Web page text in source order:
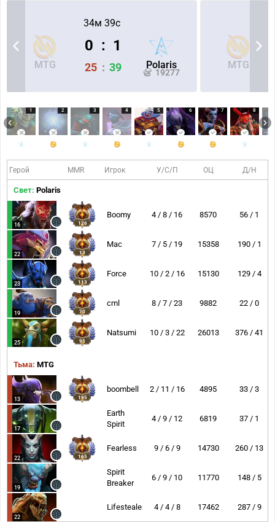
34м 39с
MTG Polaris
19277
0 : 1
25 : 39 MTG
1 2 3 4 5 6 7 8
Герой MMR Игрок У/С/П ОЦ Д/Н
Свет: Polaris
16 126
Boomy 4 / 8 / 16 8570 56 / 1
22 13
Mac 7 / 5 / 19 15358 190 / 1
23 113
Force 10 / 2 / 16 15130 129 / 4
19 70
cml 8 / 7 / 23 9882 22 / 0
25 95
Natsumi 10 / 3 / 22 26013 376 / 41
Тьма: MTG
13 195
boombell 2 / 11 / 16 4895 33 / 3
17
Earth
Spirit
4 / 9 / 12 6819 37 / 1
22 165
Fearless 9 / 6 / 9 14730 260 / 13
19
Spirit
Breaker
6 / 9 / 10 11770 148 / 5
22
Lifestealer 4 / 4 / 8 17462 287 / 9